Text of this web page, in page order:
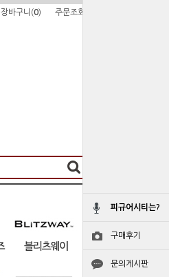
피규어시티는?
구매후기
문의게시판
장바구니(0) 주문조회